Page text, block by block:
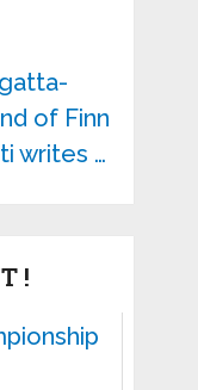
of Finn
writes …
!